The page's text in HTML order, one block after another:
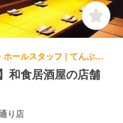
和食, 居酒屋 | レストランサービス・ホールスタッフ | てんぷらとぶり UOTEN 第一通り店
和食居酒屋の店舗
り店